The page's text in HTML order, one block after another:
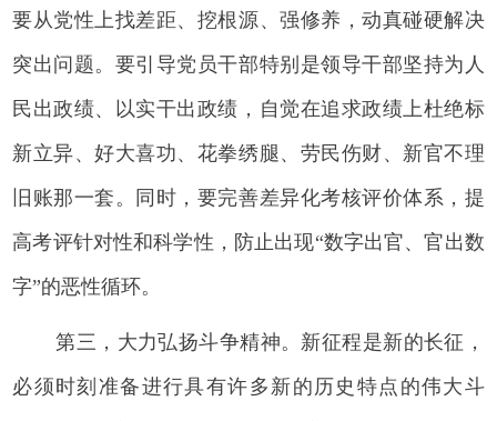
要从党性上找差距、挖根源、强修养，动真碰硬解决
突出问题。要引导党员干部特别是领导干部坚持为人
民出政绩、以实干出政绩，自觉在追求政绩上杜绝标
新立异、好大喜功、花拳绣腿、劳民伤财、新官不理
旧账那一套。同时，要完善差异化考核评价体系，提
高考评针对性和科学性，防止出现“数字出官、官出数
字”的恶性循环。
第三，大力弘扬斗争精神。新征程是新的长征，
必须时刻准备进行具有许多新的历史特点的伟大斗